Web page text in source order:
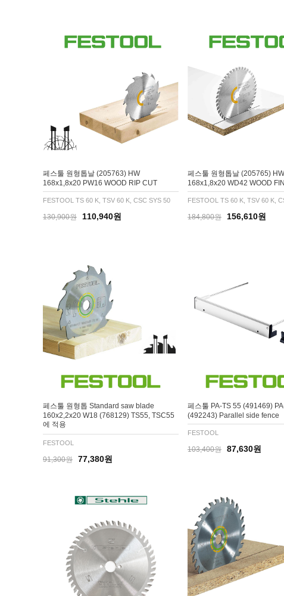
페스툴 원형톱날 (205763) HW
168x1,8x20 PW16 WOOD RIP CUT
FESTOOL TS 60 K, TSV 60 K, CSC SYS 50
130,900원 110,940원
페스툴 원형톱날 (205765) HW
168x1,8x20 WD42 WOOD
FESTOOL TS 60 K, TSV 60 K,
184,800원 156,610원
페스툴 원형톱 Standard saw blade
160x2,2x20 W18 (768129) TS55, TSC55
에 적용
FESTOOL
91,300원 77,380원
페스툴 PA-TS 55 (491469)
(492243) Parallel side fence
FESTOOL
103,400원 87,630원